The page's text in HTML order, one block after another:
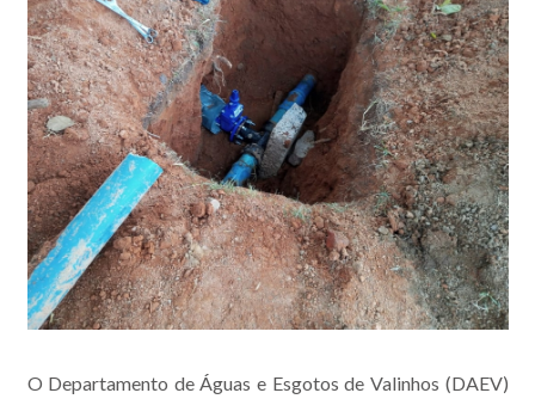
O Departamento de Águas e Esgotos de Valinhos (DAEV)